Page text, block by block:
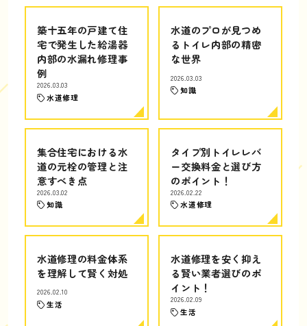
築十五年の戸建て住
宅で発生した給湯器
内部の水漏れ修理事
例
2026.03.03
水道修理
水道のプロが見つめ
るトイレ内部の精密
な世界
2026.03.03
知識
集合住宅における水
道の元栓の管理と注
意すべき点
2026.03.02
知識
タイプ別トイレレバ
ー交換料金と選び方
のポイント！
2026.02.22
水道修理
水道修理の料金体系
を理解して賢く対処
2026.02.10
生活
水道修理を安く抑え
る賢い業者選びのポ
イント！
2026.02.09
生活